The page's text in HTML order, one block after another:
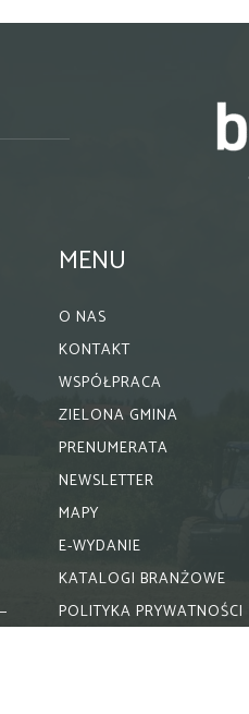
MENU
O NAS
KONTAKT
WSPÓŁPRACA
ZIELONA GMINA
PRENUMERATA
NEWSLETTER
MAPY
E-WYDANIE
KATALOGI BRANŻOWE
POLITYKA PRYWATNOŚCI